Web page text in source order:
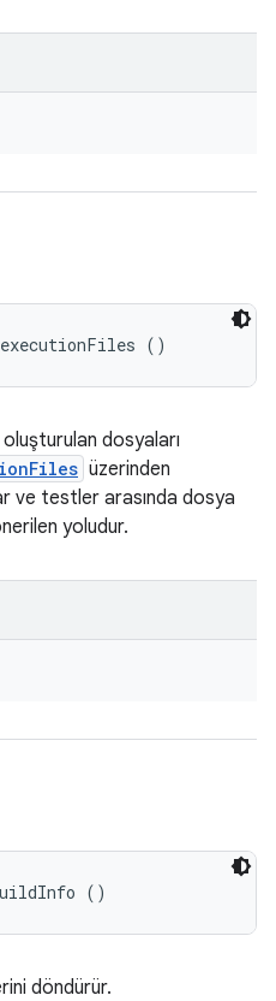
executionFiles ()
oluşturulan dosyaları
üzerinden
ve testler arasında dosya
yoludur.
()
döndürür.